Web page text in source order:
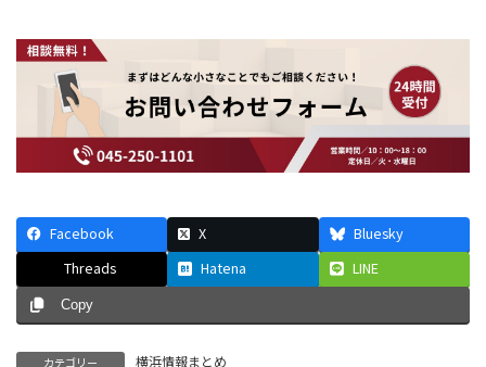
Facebook X
Bluesky
Threads
Hatena LINE
Copy
カテゴリー 横浜情報まとめ